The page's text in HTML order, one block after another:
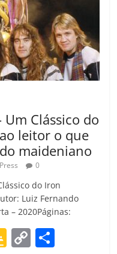
Um Clássico do
leitor o que
maideniano
0
do Iron
Luiz Fernando
– 2020Páginas:
G C